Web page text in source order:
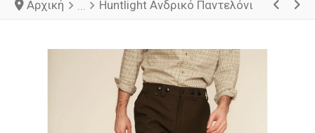
Αρχική Huntlight Ανδρικό Παντελόνι